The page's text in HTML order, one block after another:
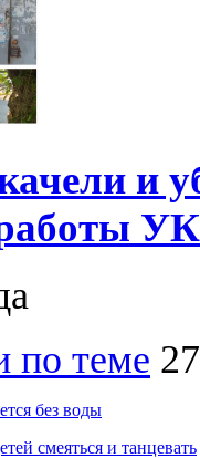
и
по теме
без воды
смеяться и танцевать